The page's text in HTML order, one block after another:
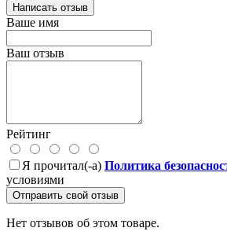
Написать отзыв
Ваше имя
Ваш отзыв
Рейтинг
Я прочитал(-а) Политика
условиями
Отправить свой отзыв
Нет отзывов об этом товаре.